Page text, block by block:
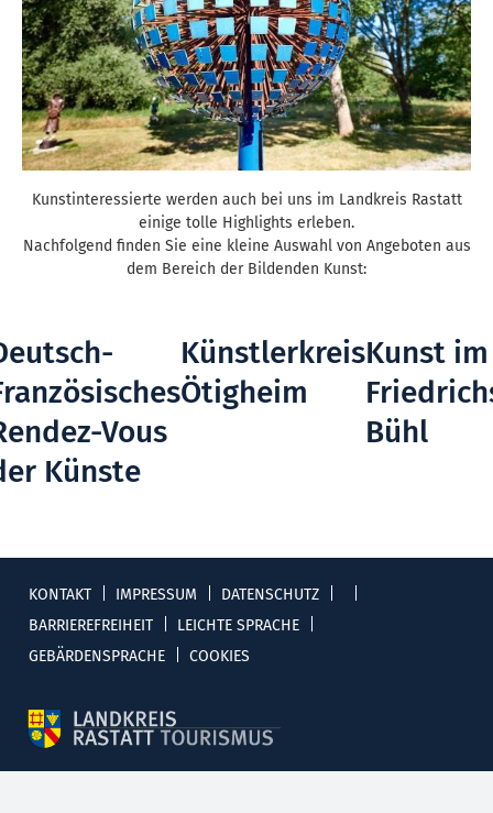
Kunstinteressierte werden auch bei uns im Landkreis Rastatt
einige tolle Highlights erleben.
Nachfolgend finden Sie eine kleine Auswahl von Angeboten aus
dem Bereich der Bildenden Kunst:
Vous
Künste
Künstlerkreis
Ötigheim
Kunst im
Bühl
KONTAKT IMPRESSUM
DATENSCHUTZ
BARRIEREFREIHEIT
LEICHTE SPRACHE
GEBÄRDENSPRACHE
COOKIES